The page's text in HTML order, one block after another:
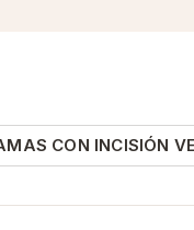
CON INCISIÓN